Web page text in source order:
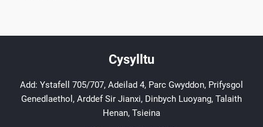
Cysylltu
Add: Ystafell 705/707, Adeilad 4, Parc Gwyddon, Prifysgol
Genedlaethol, Arddef Sir Jianxi, Dinbych Luoyang, Talaith
Henan, Tsieina